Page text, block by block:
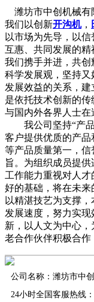
潍坊市中创机械有
我们以创新开沟机，
以市场为先导，以
互惠、共同发展的
我们携手并进，共
科学发展观，坚持
发展效益的关系，
是依托技术创新的
与国内外各界人士在
我公司坚持“产品
客户提供优质的产
等产品质量第一，
旨。为组织成员提
工作能力重视对人
好的基础，将在未来
以精湛技艺为支撑
发展速度，努力实
新，以人文为中心
老合作伙伴积极合作
公司名称：潍坊市中
24小时全国客服热线：